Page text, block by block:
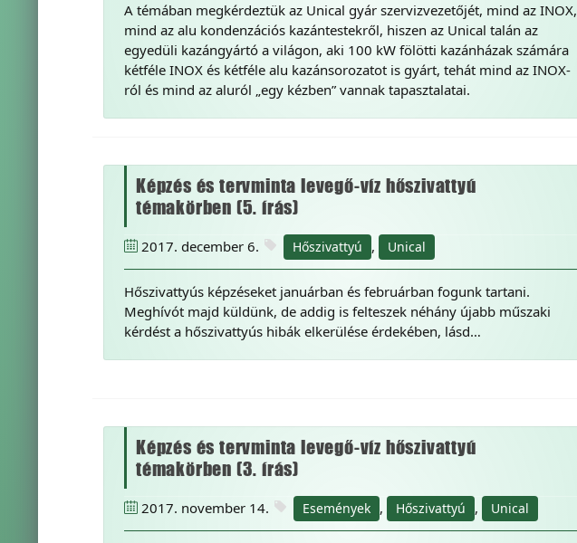
A témában megkérdeztük az Unical gyár szervizvezetőjét, mind az INOX,
mind az alu kondenzációs kazántestekről, hiszen az Unical talán az
egyedüli kazángyártó a világon, aki 100 kW fölötti kazánházak számára
kétféle INOX és kétféle alu kazánsorozatot is gyárt, tehát mind az INOX-
ról és mind az aluról „egy kézben” vannak tapasztalatai.
Képzés és tervminta levegő-víz hőszivattyú
témakörben (5. írás)
2017. december 6. Hőszivattyú , Unical
Hőszivattyús képzéseket januárban és februárban fogunk tartani.
Meghívót majd küldünk, de addig is felteszek néhány újabb műszaki
kérdést a hőszivattyús hibák elkerülése érdekében, lásd…
Képzés és tervminta levegő-víz hőszivattyú
témakörben (3. írás)
2017. november 14. Események , Hőszivattyú , Unical